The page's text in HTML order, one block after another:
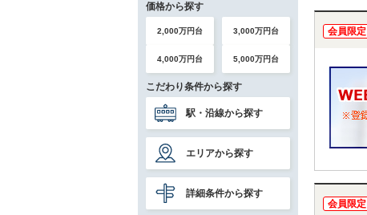
会員限定
会員限定
価格から探す
2,000万円台 3,000万円台
4,000万円台 5,000万円台
こだわり条件から探す
駅・沿線から探す
エリアから探す
詳細条件から探す